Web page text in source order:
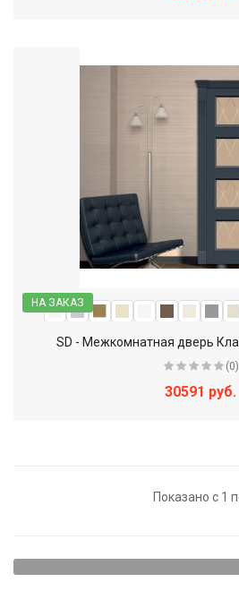
НА ЗАКАЗ
SD - Межкомнатная дверь
(0)
30591 руб.
Показано с 1